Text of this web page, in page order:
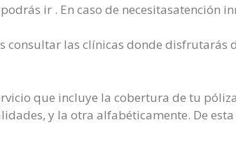
ir . En caso de necesitasatención
consultar las clínicas donde disfrutarás
que incluye la cobertura de tu
y la otra alfabéticamente. De